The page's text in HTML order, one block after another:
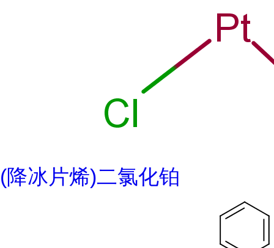
(降冰片烯)二氯化铂